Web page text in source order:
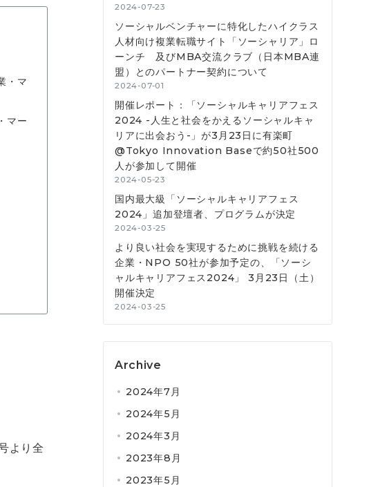
・マ
マー
より全
2024-07-23
ソーシャルベンチャーに特化したハイクラス
人材向け複業転職サイト「ソーシャリア」ロ
ーンチ 及びMBA交流クラブ（日本MBA連
盟）とのパートナー契約について
2024-07-01
開催レポート：「ソーシャルキャリアフェス
2024 -人生と社会をかえるソーシャルキャ
リアに出会おう-」が3月23日に有楽町
@Tokyo Innovation Baseで約50社500
人が参加して開催
2024-05-23
国内最大級「ソーシャルキャリアフェス
2024」追加登壇者、プログラムが決定
2024-03-25
より良い社会を実現するために挑戦を続ける
企業・NPO 50社が参加予定の、「ソーシ
ャルキャリアフェス2024」 3月23日（土）
開催決定
2024-03-25
Archive
2024年7月
2024年5月
2024年3月
2023年8月
2023年5月